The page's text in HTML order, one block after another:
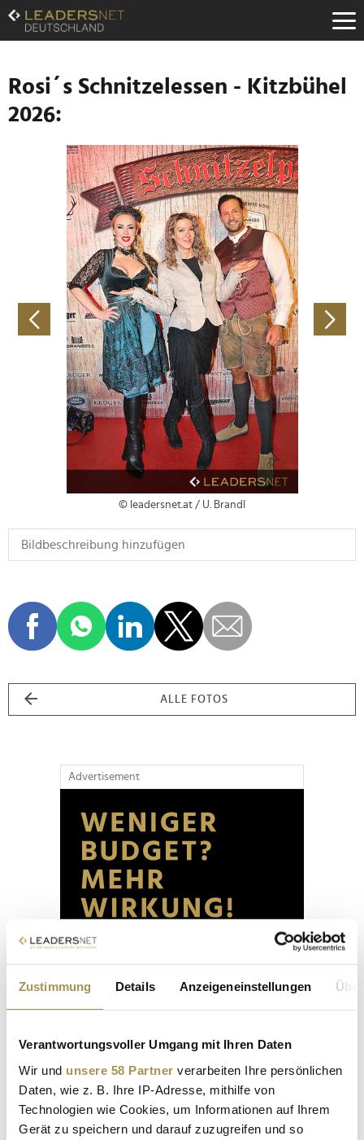
Zustimmung Details Anzeigeneinstellungen
Verantwortungsvoller Umgang mit Ihren Daten
Wir und unsere 58 Partner verarbeiten Ihre persönlichen
Daten, wie z. B. Ihre IP-Adresse, mithilfe von
Technologien wie Cookies, um Informationen auf Ihrem
Gerät zu speichern und darauf zuzugreifen und so
Zum
Inhalt
Zur
Navigation
Zur
Hauptnavigation
Rosi´s Schnitzelessen - Kitzbühel
2026:
© leadersnet.at / U. Brandl
ALLE FOTOS
Advertisement